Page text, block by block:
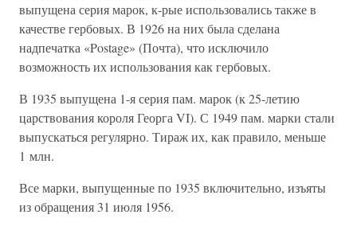
выпущена серия марок, к-рые использовались также в
качестве гербовых. В 1926 на них была сделана
надпечатка «Postage» (Почта), что исключило
возможность их использования как гербовых.
В 1935 выпущена 1-я серия пам. марок (к 25-летию
царствования короля Георга VI). С 1949 пам. марки стали
выпускаться регулярно. Тираж их, как правило, меньше
1 млн.
Все марки, выпущенные по 1935 включительно, изъяты
из обращения 31 июля 1956.